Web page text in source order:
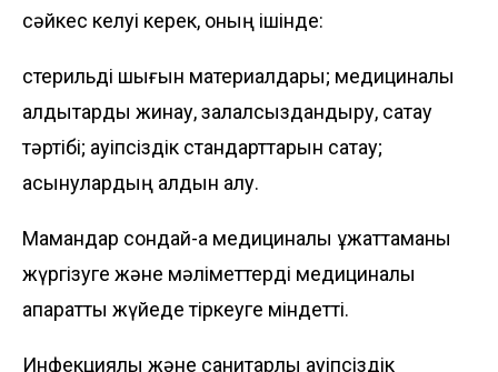
сәйкес келуі керек, оның ішінде:
стерильді шығын материалдары; медициналық
қалдықтарды жинау, залалсыздандыру, сақтау
тәртібі; қауіпсіздік стандарттарын сақтау;
асқынулардың алдын алу.
Мамандар сондай-ақ медициналық құжаттаманы
жүргізуге және мәліметтерді медициналық
ақпараттық жүйеде тіркеуге міндетті.
Инфекциялық және санитарлық қауіпсіздік